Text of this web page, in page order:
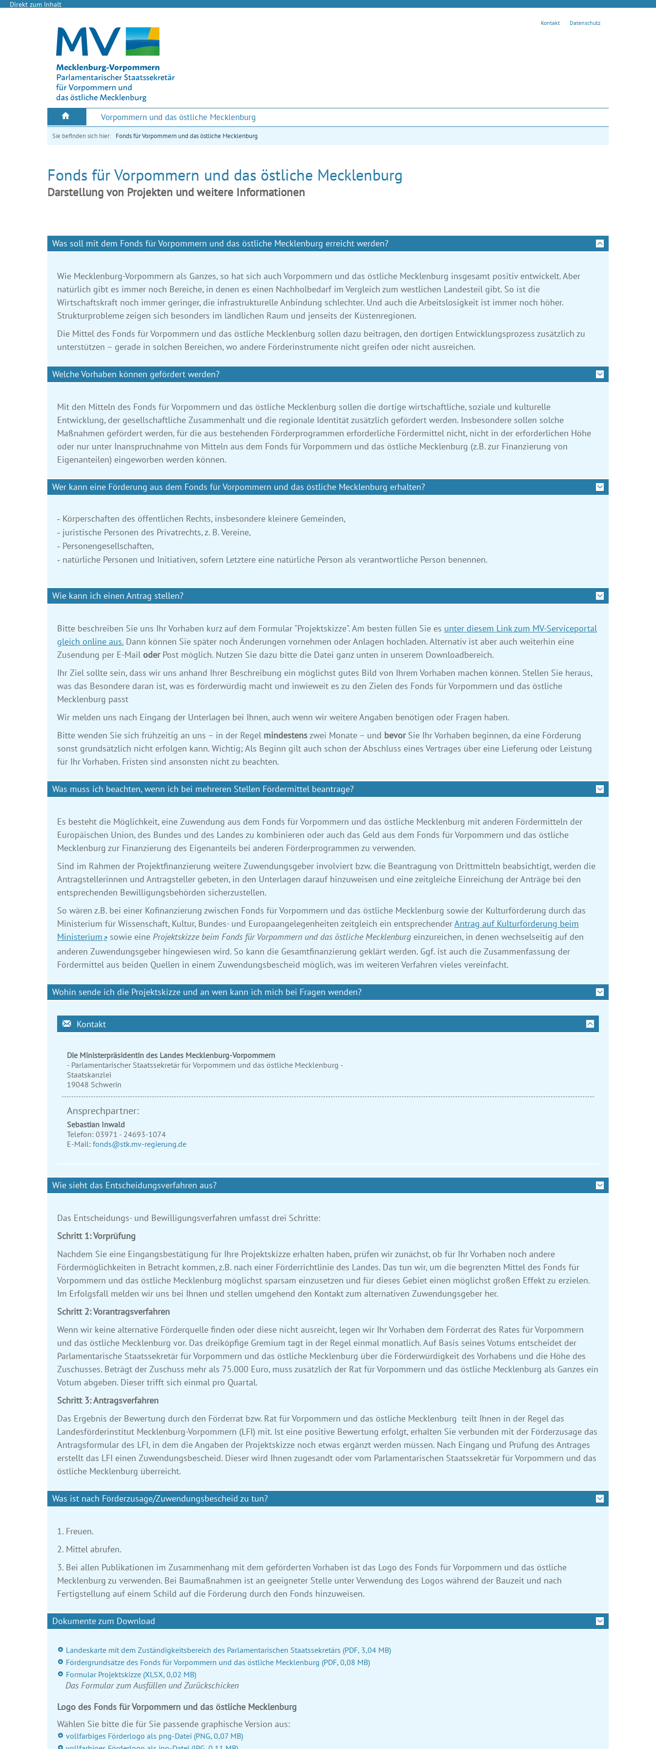
Direkt zum Inhalt
Kontakt Datenschutz
Vorpommern und das östliche Mecklenburg
Sie befinden sich hier: Fonds für Vorpommern und das östliche Mecklenburg
Fonds für Vorpommern und das östliche Mecklenburg
Darstellung von Projekten und weitere Informationen
Was soll mit dem Fonds für Vorpommern und das östliche Mecklenburg erreicht werden?
Wie Mecklenburg-Vorpommern als Ganzes, so hat sich auch Vorpommern und das östliche Mecklenburg insgesamt positiv entwickelt. Aber
natürlich gibt es immer noch Bereiche, in denen es einen Nachholbedarf im Vergleich zum westlichen Landesteil gibt. So ist die
Wirtschaftskraft noch immer geringer, die infrastrukturelle Anbindung schlechter. Und auch die Arbeitslosigkeit ist immer noch höher.
Strukturprobleme zeigen sich besonders im ländlichen Raum und jenseits der Küstenregionen.
Die Mittel des Fonds für Vorpommern und das östliche Mecklenburg sollen dazu beitragen, den dortigen Entwicklungs­prozess zusätzlich zu
unterstützen – gerade in solchen Bereichen, wo andere Förder­instrumente nicht greifen oder nicht ausreichen.
Welche Vorhaben können gefördert werden?
Mit den Mitteln des Fonds für Vorpommern und das östliche Mecklenburg sollen die dortige wirtschaftliche, soziale und kulturelle
Entwicklung, der gesellschaftliche Zusammenhalt und die regionale Identität zusätzlich gefördert werden. Insbesondere sollen solche
Maßnahmen gefördert werden, für die aus bestehenden Förderprogrammen erforderliche Fördermittel nicht, nicht in der erforderlichen Höhe
oder nur unter Inanspruchnahme von Mitteln aus dem Fonds für Vorpommern und das östliche Mecklenburg (z.B. zur Finanzierung von
Eigenanteilen) eingeworben werden können.
Wer kann eine Förderung aus dem Fonds für Vorpommern und das östliche Mecklenburg erhalten?
Körperschaften des öffentlichen Rechts, insbesondere kleinere Gemeinden,
juristische Personen des Privatrechts, z. B. Vereine,
Personengesellschaften,
natürliche Personen und Initiativen, sofern Letztere eine natürliche Person als verantwortliche Person benennen.
Wie kann ich einen Antrag stellen?
Bitte beschreiben Sie uns Ihr Vorhaben kurz auf dem Formular "Projektskizze". Am besten füllen Sie es unter diesem Link zum MV-Serviceportal
gleich online aus. Dann können Sie später noch Änderungen vornehmen oder Anlagen hochladen. Alternativ ist aber auch weiterhin eine
Zusendung per E-Mail oderPost möglich. Nutzen Sie dazu bitte die Datei ganz unten in unserem Downloadbereich.
Ihr Ziel sollte sein, dass wir uns anhand Ihrer Beschreibung ein möglichst gutes Bild von Ihrem Vorhaben machen können. Stellen Sie heraus,
was das Besondere daran ist, was es förderwürdig macht und inwieweit es zu den Zielen des Fonds für Vorpommern und das östliche
Mecklenburg passt
Wir melden uns nach Eingang der Unterlagen bei Ihnen, auch wenn wir weitere Angaben benötigen oder Fragen haben.
Bitte wenden Sie sich frühzeitig an uns – in der Regel mindestenszwei Monate – und bevorSie Ihr Vorhaben beginnen, da eine Förderung
sonst grundsätzlich nicht erfolgen kann. Wichtig; Als Beginn gilt auch schon der Abschluss eines Vertrages über eine Lieferung oder Leistung
für Ihr Vorhaben. Fristen sind ansonsten nicht zu beachten.
Was muss ich beachten, wenn ich bei mehreren Stellen Fördermittel beantrage?
Es besteht die Möglichkeit, eine Zuwendung aus dem Fonds für Vorpommern und das östliche Mecklenburg mit anderen Fördermitteln der
Europäischen Union, des Bundes und des Landes zu kombinieren oder auch das Geld aus dem Fonds für Vorpommern und das östliche
Mecklenburg zur Finanzierung des Eigenanteils bei anderen Förderprogrammen zu verwenden.
Sind im Rahmen der Projektfinanzierung weitere Zuwendungsgeber involviert bzw. die Beantragung von Drittmitteln beabsichtigt, werden die
Antragstellerinnen und Antragsteller gebeten, in den Unterlagen darauf hinzuweisen und eine zeitgleiche Einreichung der Anträge bei den
entsprechenden Bewilligungs­behörden sicherzustellen.
So wären z.B. bei einer Kofinanzierung zwischen Fonds für Vorpommern und das östliche Mecklenburg sowie der Kulturförderung durch das
Ministerium für Wissenschaft, Kultur, Bundes- und Europaangelegenheiten zeitgleich ein entsprechenderAntrag auf Kulturförderung beim
Ministerium
sowie eine Projektskizze beim Fonds für Vorpommern und das östliche Mecklenburg einzureichen, in denen wechselseitig auf den
anderen Zuwendungsgeber hingewiesen wird. So kann die Gesamtfinanzierung geklärt werden. Ggf. ist auch die Zusammenfassung der
Fördermittel aus beiden Quellen in einem Zuwendungsbescheid möglich, was im weiteren Verfahren vieles vereinfacht.
Wohin sende ich die Projektskizze und an wen kann ich mich bei Fragen wenden?
Kontakt
Die Ministerpräsidentin des Landes Mecklenburg-Vorpommern
- Parlamentarischer Staatssekretär für Vorpommern und das östliche Mecklenburg -
Staatskanzlei
19048 Schwerin
Ansprechpartner:
Sebastian Inwald
Telefon: 03971 - 24693-1074
E-Mail: fonds@stk.mv-regierung.de
Wie sieht das Entscheidungsverfahren aus?
Das Entscheidungs- und Bewilligungsverfahren umfasst drei Schritte:
Schritt 1: Vorprüfung
Nachdem Sie eine Eingangsbestätigung für Ihre Projektskizze erhalten haben, prüfen wir zunächst, ob für Ihr Vorhaben noch andere
Fördermöglichkeiten in Betracht kommen, z.B. nach einer Förderrichtlinie des Landes. Das tun wir, um die begrenzten Mittel des Fonds für
Vorpommern und das östliche Mecklenburg möglichst sparsam einzusetzen und für dieses Gebiet einen möglichst großen Effekt zu erzielen.
Im Erfolgsfall melden wir uns bei Ihnen und stellen umgehend den Kontakt zum alternativen Zuwendungsgeber her.
Schritt 2: Vorantragsverfahren
Wenn wir keine alternative Förderquelle finden oder diese nicht ausreicht, legen wir Ihr Vorhaben dem Förderrat des Rates für Vorpommern
und das östliche Mecklenburg vor. Das dreiköpfige Gremium tagt in der Regel einmal monatlich. Auf Basis seines Votums entscheidet der
Parlamentarische Staatssekretär für Vorpommern und das östliche Mecklenburg über die Förderwürdigkeit des Vorhabens und die Höhe des
Zuschusses. Beträgt der Zuschuss mehr als 75.000 Euro, muss zusätzlich der Rat für Vorpommern und das östliche Mecklenburg als Ganzes ein
Votum abgeben. Dieser trifft sich einmal pro Quartal.
Schritt 3: Antragsverfahren
Das Ergebnis der Bewertung durch den Förderrat bzw. Rat für Vorpommern und das östliche Mecklenburg teilt Ihnen in der Regel das
Landesförderinstitut Mecklenburg-Vorpommern (LFI) mit. Ist eine positive Bewertung erfolgt, erhalten Sie verbunden mit der Förderzusage das
Antragsformular des LFI, in dem die Angaben der Projektskizze noch etwas ergänzt werden müssen. Nach Eingang und Prüfung des Antrages
erstellt das LFI einen Zuwendungsbescheid. Dieser wird Ihnen zugesandt oder vom Parlamentarischen Staatssekretär für Vorpommern und das
östliche Mecklenburg überreicht.
Was ist nach Förderzusage/Zuwendungsbescheid zu tun?
1. Freuen.
2. Mittel abrufen.
3. Bei allen Publikationen im Zusammenhang mit dem geförderten Vorhaben ist das Logo des Fonds für Vorpommern und das östliche
Mecklenburg zu verwenden. Bei Baumaßnahmen ist an geeigneter Stelle unter Verwendung des Logos während der Bauzeit und nach
Fertigstellung auf einem Schild auf die Förderung durch den Fonds hinzuweisen.
Dokumente zum Download
Landeskarte mit dem Zuständigkeitsbereich des Parlamentarischen Staatssekretärs (PDF, 3,04 MB)
Fördergrundsätze des Fonds für Vorpommern und das östliche Mecklenburg (PDF, 0,08 MB)
Formular Projektskizze (XLSX, 0,02 MB)
Das Formular zum Ausfüllen und Zurückschicken
Logo des Fonds für Vorpommern und das östliche Mecklenburg
Wählen Sie bitte die für Sie passende graphische Version aus:
vollfarbiges Förderlogo als png-Datei (PNG, 0,07 MB)